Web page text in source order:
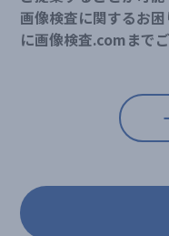
画像検査に関するお
に画像検査.comまで